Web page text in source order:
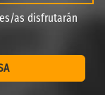
as disfrutarán